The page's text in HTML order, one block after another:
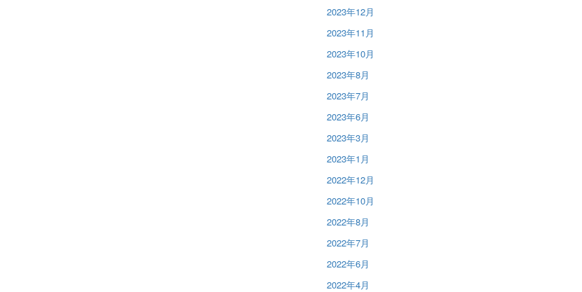
2023年12月
2023年11月
2023年10月
2023年8月
2023年7月
2023年6月
2023年3月
2023年1月
2022年12月
2022年10月
2022年8月
2022年7月
2022年6月
2022年4月